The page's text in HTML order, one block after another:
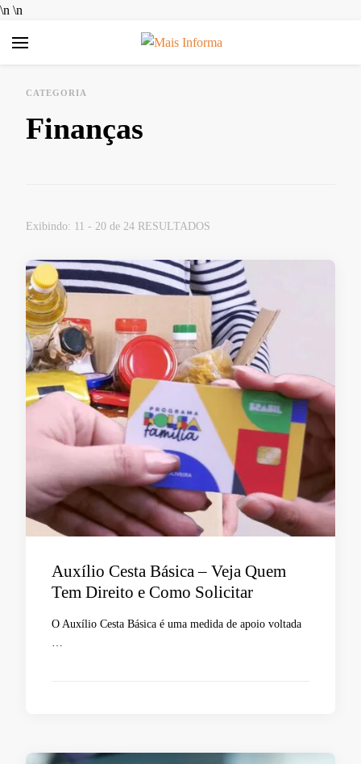
\n \n
sobre Finanças e Aplicativos Diversos. Queremos ajudar você a
tomar decisões mais inteligentes, economizar dinheiro e
CATEGORIA
Finanças
Exibindo: 11 - 20 de 24 RESULTADOS
Auxílio Cesta Básica – Veja Quem
Tem Direito e Como Solicitar
O Auxílio Cesta Básica é uma medida de apoio voltada